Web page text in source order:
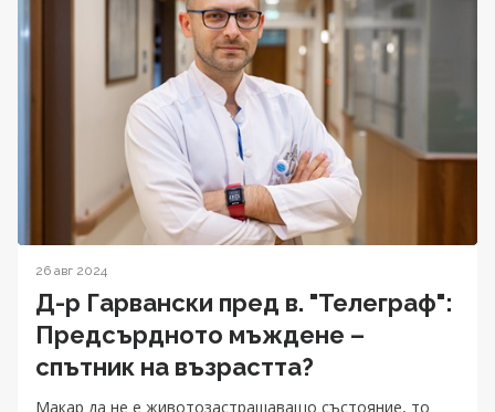
26 авг 2024
Д-р Гарвански пред в. "Телеграф":
Предсърдното мъждене –
спътник на възрастта?
Макар да не е животозастрашаващо състояние, то